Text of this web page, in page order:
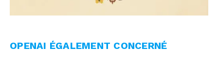
OPENAI ÉGALEMENT CONCERNÉ